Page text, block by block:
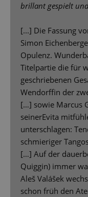
brillant gespielt
[...] Die Fassung
Simon
Opulenz.
Titelpartie die für
geschriebenen
Wendorffin der
[…] sowie Marcus
seinerEvita
unterschlagen:
schmieriger
[…] Auf der
Quiggin) immer
Aleš Valášek
schon früh den